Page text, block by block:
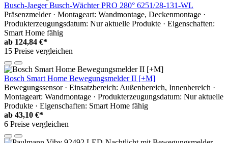
Busch-Jaeger Busch-Wächter PRO 280° 6251/28-131-WL
Präsenzmelder · Montageart: Wandmontage, Deckenmontage ·
Produkterzeugungsdatum: Nur aktuelle Produkte · Eigenschaften:
Smart Home fähig
ab 124,84 €*
15 Preise vergleichen
Bosch Smart Home Bewegungsmelder II [+M]
Bewegungssensor · Einsatzbereich: Außenbereich, Innenbereich ·
Montageart: Wandmontage · Produkterzeugungsdatum: Nur aktuelle
Produkte · Eigenschaften: Smart Home fähig
ab 43,10 €*
6 Preise vergleichen